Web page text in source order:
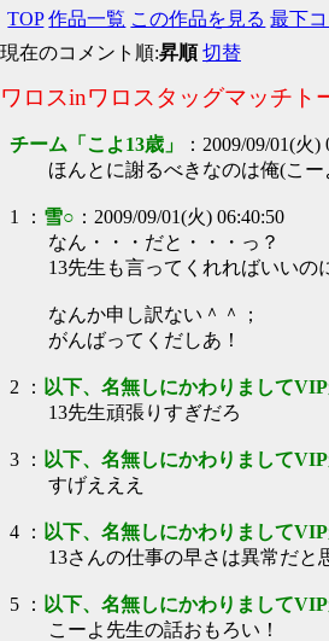
TOP 作品一覧 この作品を見る 最下
現在のコメント順:昇順 切替
ワロスinワロスタッグマッチト
チーム「こよ13歳」 ： 2009/09/01(火)
ほんとに謝るべきなのは俺(こー
1 ： 雪○ ： 2009/09/01(火) 06:40:50
なん・・・だと・・・っ？
13先生も言ってくれればいいの
なんか申し訳ない＾＾；
がんばってくだしあ！
2 ： 以下、名無しにかわりまして
13先生頑張りすぎだろ
3 ： 以下、名無しにかわりまして
すげえええ
4 ： 以下、名無しにかわりまして
13さんの仕事の早さは異常だと
5 ： 以下、名無しにかわりまして
こーよ先生の話おもろい！